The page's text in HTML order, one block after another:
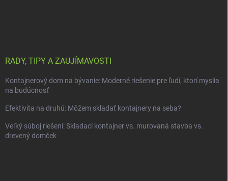
RADY, TIPY A ZAUJÍMAVOSTI
Kontajnerový dom na bývanie: Moderné riešenie pre ľudí, ktorí myslia
na budúcnosť
Efektivita na druhú: Môžem skladať kontajnery na seba?
Veľký súboj riešení: Skladací kontajner vs. murovaná stavba vs.
drevený domček